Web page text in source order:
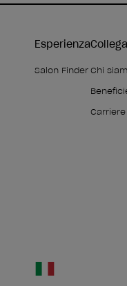
Esperienza
Salon Finder Chi